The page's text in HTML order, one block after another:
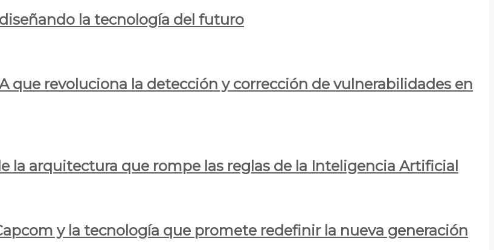
la tecnología del futuro
que revoluciona la detección y corrección de vulnerabilidades en
la arquitectura que rompe las reglas de la Inteligencia Artificial
y la tecnología que promete redefinir la nueva generación